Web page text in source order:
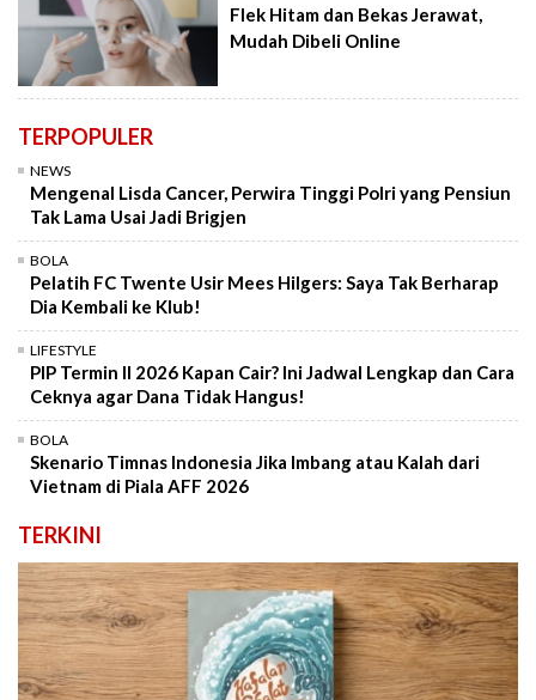
Flek Hitam dan Bekas Jerawat,
Mudah Dibeli Online
TERPOPULER
NEWS
Mengenal Lisda Cancer, Perwira Tinggi Polri yang Pensiun
Tak Lama Usai Jadi Brigjen
BOLA
Pelatih FC Twente Usir Mees Hilgers: Saya Tak Berharap
Dia Kembali ke Klub!
LIFESTYLE
PIP Termin II 2026 Kapan Cair? Ini Jadwal Lengkap dan Cara
Ceknya agar Dana Tidak Hangus!
BOLA
Skenario Timnas Indonesia Jika Imbang atau Kalah dari
Vietnam di Piala AFF 2026
TERKINI